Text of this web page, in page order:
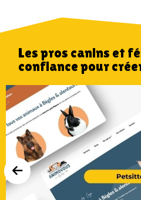
Les pros canins et
confiance pour
Voir le